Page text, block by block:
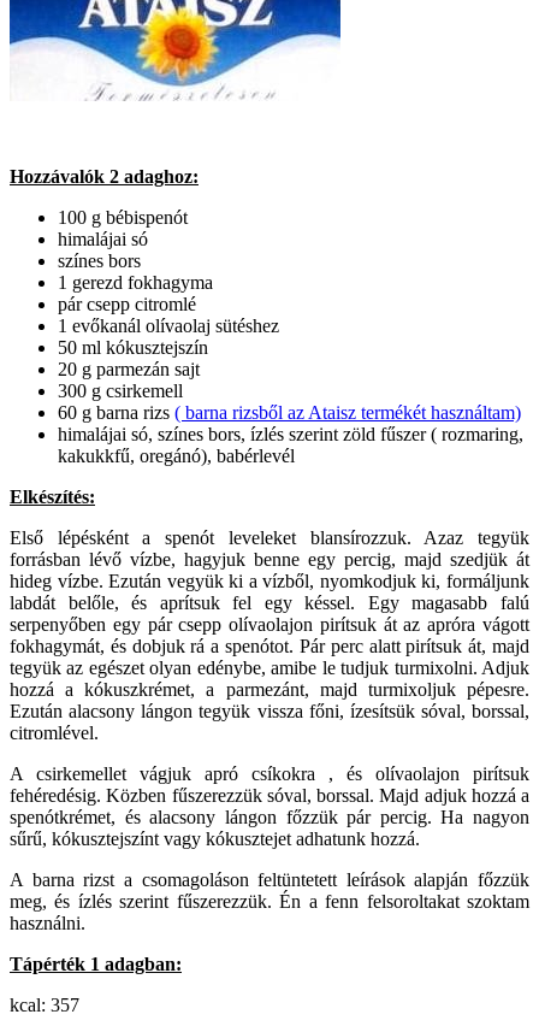
Hozzávalók 2 adaghoz:
100 g bébispenót
himalájai só
színes bors
1 gerezd fokhagyma
pár csepp citromlé
1 evőkanál olívaolaj sütéshez
50 ml kókusztejszín
20 g parmezán sajt
300 g csirkemell
60 g barna rizs ( barna rizsből az Ataisz termékét használtam)
himalájai só, színes bors, ízlés szerint zöld fűszer ( rozmaring,
kakukkfű, oregánó), babérlevél
Elkészítés:
Első lépésként a spenót leveleket blansírozzuk. Azaz tegyük
forrásban lévő vízbe, hagyjuk benne egy percig, majd szedjük át
hideg vízbe. Ezután vegyük ki a vízből, nyomkodjuk ki, formáljunk
labdát belőle, és aprítsuk fel egy késsel. Egy magasabb falú
serpenyőben egy pár csepp olívaolajon pirítsuk át az apróra vágott
fokhagymát, és dobjuk rá a spenótot. Pár perc alatt pirítsuk át, majd
tegyük az egészet olyan edénybe, amibe le tudjuk turmixolni. Adjuk
hozzá a kókuszkrémet, a parmezánt, majd turmixoljuk pépesre.
Ezután alacsony lángon tegyük vissza főni, ízesítsük sóval, borssal,
citromlével.
A csirkemellet vágjuk apró csíkokra , és olívaolajon pirítsuk
fehéredésig. Közben fűszerezzük sóval, borssal. Majd adjuk hozzá a
spenótkrémet, és alacsony lángon főzzük pár percig. Ha nagyon
sűrű, kókusztejszínt vagy kókusztejet adhatunk hozzá.
A barna rizst a csomagoláson feltüntetett leírások alapján főzzük
meg, és ízlés szerint fűszerezzük. Én a fenn felsoroltakat szoktam
használni.
Tápérték 1 adagban:
kcal: 357